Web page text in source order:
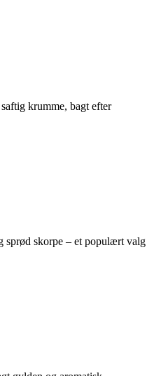
krumme, bagt efter
sprød skorpe – et populært valg